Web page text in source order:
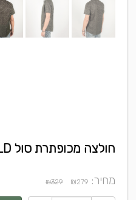
חולצה מכופתרת סול BEEZ BLACK/GOLD
מחיר: ₪279
₪329